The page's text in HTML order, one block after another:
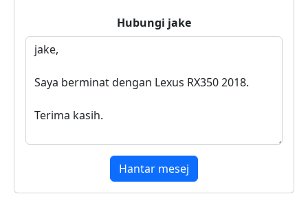
Hubungi jake
Hantar mesej